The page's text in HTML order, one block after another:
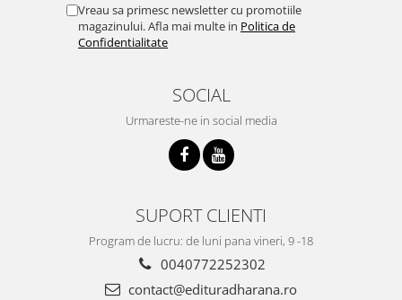
Vreau sa primesc newsletter cu promotiile
magazinului. Afla mai multe in Politica de
Confidentialitate
SOCIAL
Urmareste-ne in social media
SUPORT CLIENTI
Program de lucru: de luni pana vineri, 9 -18
0040772252302
contact@edituradharana.ro